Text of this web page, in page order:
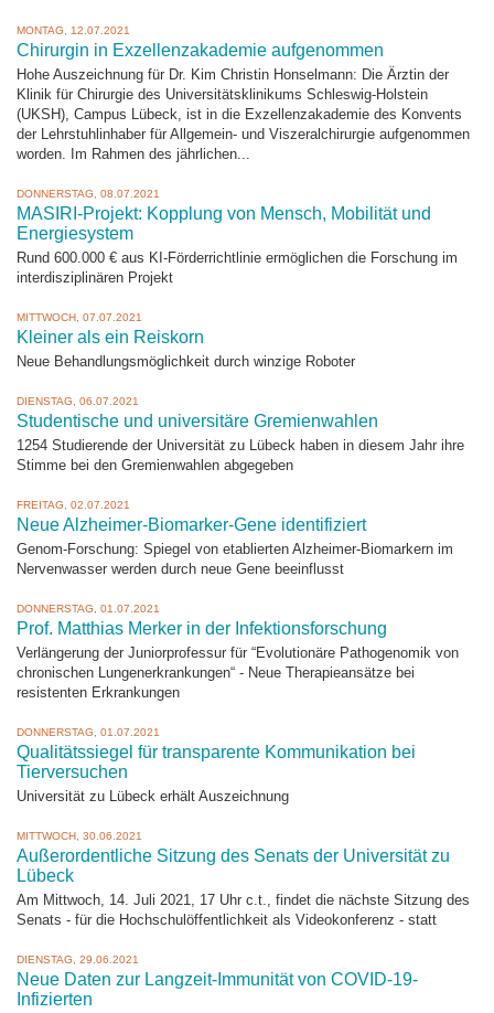
MONTAG, 12.07.2021
Chirurgin in Exzellenzakademie aufgenommen
Hohe Auszeichnung für Dr. Kim Christin Honselmann: Die Ärztin der
Klinik für Chirurgie des Universitätsklinikums Schleswig-Holstein
(UKSH), Campus Lübeck, ist in die Exzellenzakademie des Konvents
der Lehrstuhlinhaber für Allgemein- und Viszeralchirurgie aufgenommen
worden. Im Rahmen des jährlichen...
DONNERSTAG, 08.07.2021
MASIRI-Projekt: Kopplung von Mensch, Mobilität und
Energiesystem
Rund 600.000 € aus KI-Förderrichtlinie ermöglichen die Forschung im
interdisziplinären Projekt
MITTWOCH, 07.07.2021
Kleiner als ein Reiskorn
Neue Behandlungsmöglichkeit durch winzige Roboter
DIENSTAG, 06.07.2021
Studentische und universitäre Gremienwahlen
1254 Studierende der Universität zu Lübeck haben in diesem Jahr ihre
Stimme bei den Gremienwahlen abgegeben
FREITAG, 02.07.2021
Neue Alzheimer-Biomarker-Gene identifiziert
Genom-Forschung: Spiegel von etablierten Alzheimer-Biomarkern im
Nervenwasser werden durch neue Gene beeinflusst
DONNERSTAG, 01.07.2021
Prof. Matthias Merker in der Infektionsforschung
Verlängerung der Juniorprofessur für “Evolutionäre Pathogenomik von
chronischen Lungenerkrankungen“ - Neue Therapieansätze bei
resistenten Erkrankungen
DONNERSTAG, 01.07.2021
Qualitätssiegel für transparente Kommunikation bei
Tierversuchen
Universität zu Lübeck erhält Auszeichnung
MITTWOCH, 30.06.2021
Außerordentliche Sitzung des Senats der Universität zu
Lübeck
Am Mittwoch, 14. Juli 2021, 17 Uhr c.t., findet die nächste Sitzung des
Senats - für die Hochschulöffentlichkeit als Videokonferenz - statt
DIENSTAG, 29.06.2021
Neue Daten zur Langzeit-Immunität von COVID-19-
Infizierten